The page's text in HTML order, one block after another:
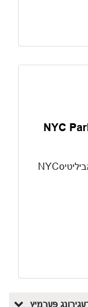
NYC
NYCפארקינג פערמיט פאר מענטשן מיט דיסאביליטיס